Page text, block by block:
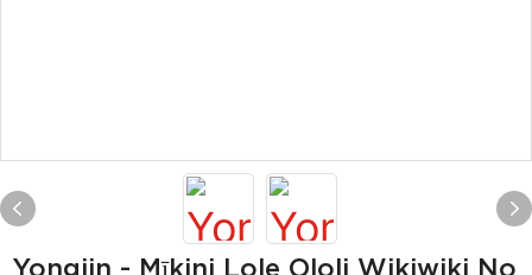
Yongjin - Mīkini Lole Ololi Wikiwiki No